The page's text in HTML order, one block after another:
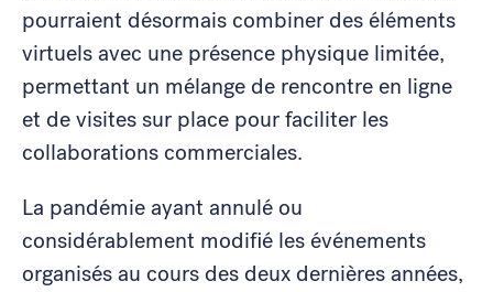
pourraient désormais combiner des éléments
virtuels avec une présence physique limitée,
permettant un mélange de rencontre en ligne
et de visites sur place pour faciliter les
collaborations commerciales.
La pandémie ayant annulé ou
considérablement modifié les événements
organisés au cours des deux dernières années,